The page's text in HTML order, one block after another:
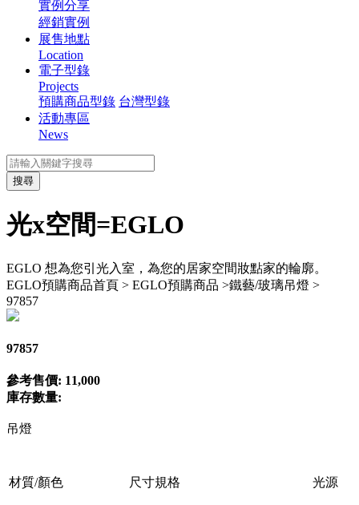
實例分享
經銷實例
展售地點
Location
電子型錄
Projects
預購商品型錄 台灣型錄
活動專區
News
搜尋
光x空間=EGLO
EGLO 想為您引光入室，為您的居家空間妝點家的輪廓。
EGLO預購商品首頁 > EGLO預購商品 >鐵藝/玻璃吊燈 >
97857
97857
參考售價: 11,000
庫存數量:
吊燈
材質/顏色 尺寸規格 光源